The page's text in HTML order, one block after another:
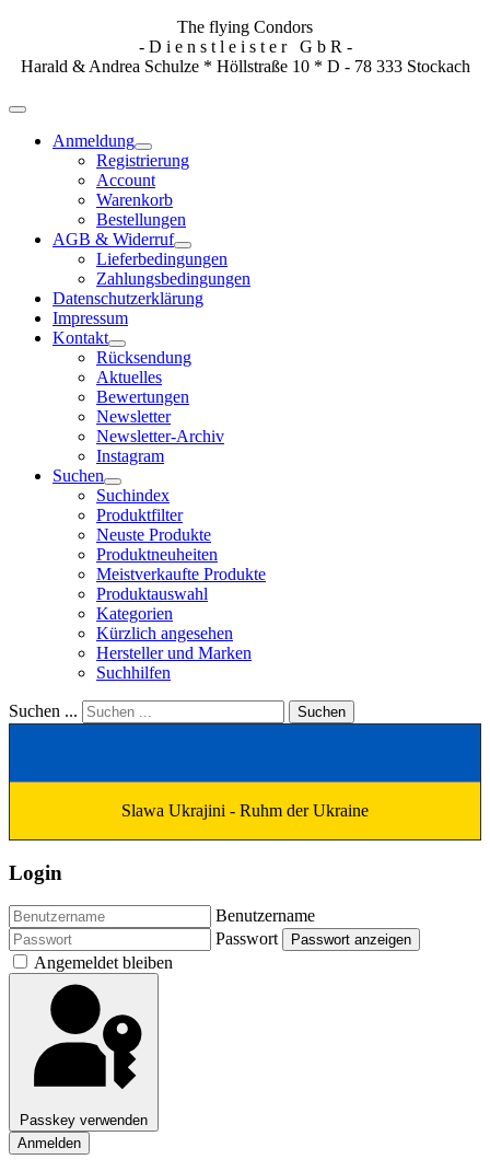
The flying Condors
- D i e n s t l e i s t e r G b R -
Harald & Andrea Schulze * Höllstraße 10 * D - 78 333 Stockach
Anmeldung
Registrierung
Account
Warenkorb
Bestellungen
AGB & Widerruf
Lieferbedingungen
Zahlungsbedingungen
Datenschutzerklärung
Impressum
Kontakt
Rücksendung
Aktuelles
Bewertungen
Newsletter
Newsletter-Archiv
Instagram
Suchen
Suchindex
Produktfilter
Neuste Produkte
Produktneuheiten
Meistverkaufte Produkte
Produktauswahl
Kategorien
Kürzlich angesehen
Hersteller und Marken
Suchhilfen
Suchen ... Suchen
Slawa Ukrajini - Ruhm der Ukraine
Login
Benutzername
Passwort
Passwort anzeigen
Angemeldet bleiben
Passkey verwenden
Anmelden